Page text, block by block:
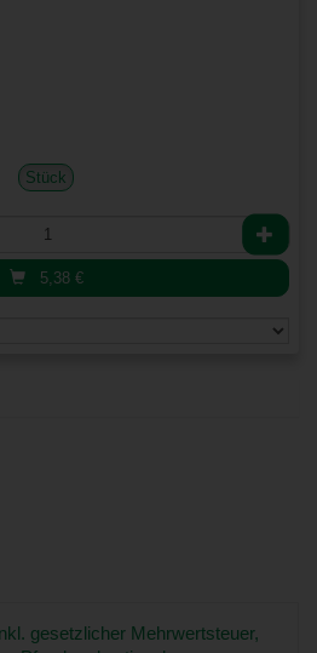
Stück
5,38 €
gesetzlicher Mehrwertsteuer,